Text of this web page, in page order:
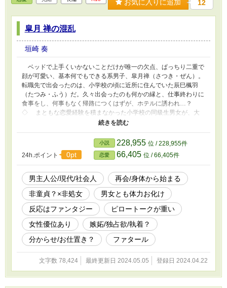
お気に入りに追加 12
皐月 禅の混乱
垣崎 奏
ベッドで上手くいかないことだけが唯一の欠点、ぱっちり二重で
顔が可愛い、基本何でもできる系男子、皐月禅（さつき・ぜん）。
転職先で出会ったのは、小学校の頃に近所に住んでいた辰巳楓羽
（たつみ・ふう）だ。久々出会ったのも何かの縁と、仕事終わりに
食事をし、何事もなく帰路につくはずが、ホテルに誘われ…？
◇ まともな恋愛経験を積まなかった小学校の同級生男女が、大
人になって再会し、セフレになって身体から仲を深め直すお話。
大人しい地味系ヒロインのほうが経験豊富、過去重め、若干メン
ヘラ・ヒステリー気味です。主人公ではない相手に抱かれていた回
想が出てきます。 ◇ ムーンライトノベルズにも掲載していま
す。
24h.ポイント 0pt
小説 228,955 位 / 228,955件
恋愛 66,405 位 / 66,405件
男主人公/現代/社会人
再会/身体から始まる
非童貞？×非処女
男女とも体力お化け
反応はファンタジー
ピロートークが重い
女性優位あり
嫉妬/独占欲/執着？
分からせ/お仕置き？
ファタール
文字数 78,424 最終更新日 2024.05.05 登録日 2024.04.22